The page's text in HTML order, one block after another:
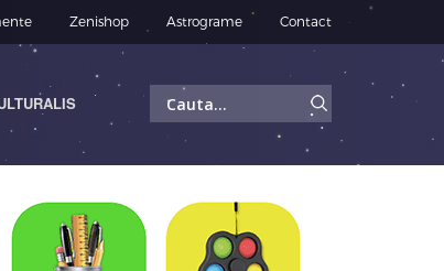
Zenishop Astrograme Contact
Caută